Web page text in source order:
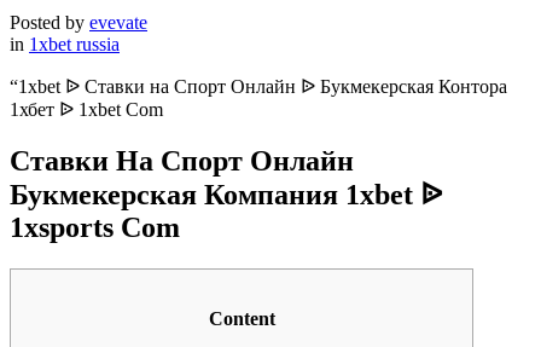
Posted by evevate
in 1xbet russia
“1xbet ᐉ Ставки на Спорт Онлайн ᐉ Букмекерская Контора
1хбет ᐉ 1xbet Com
Ставки На Спорт Онлайн
Букмекерская Компания 1xbet ᐉ
1xsports Com
Content